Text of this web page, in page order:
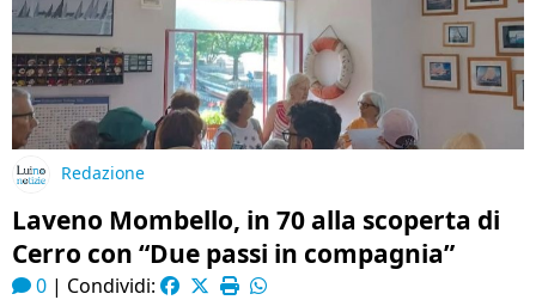
Redazione
Laveno Mombello, in 70 alla scoperta di
Cerro con “Due passi in compagnia”
0 | Condividi: